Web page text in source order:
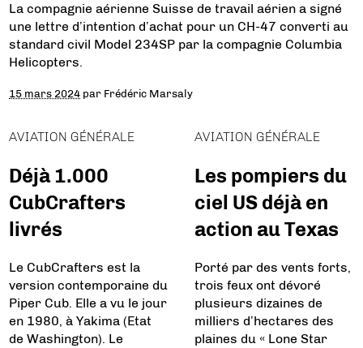
La compagnie aérienne Suisse de travail aérien a signé
une lettre d’intention d’achat pour un CH-47 converti au
standard civil Model 234SP par la compagnie Columbia
Helicopters.
15 mars 2024 par Frédéric Marsaly
AVIATION GÉNÉRALE
Déjà 1.000
CubCrafters
livrés
Le CubCrafters est la
version contemporaine du
Piper Cub. Elle a vu le jour
en 1980, à Yakima (Etat
de Washington). Le
AVIATION GÉNÉRALE
Les pompiers du
ciel US déjà en
action au Texas
Porté par des vents forts,
trois feux ont dévoré
plusieurs dizaines de
milliers d’hectares des
plaines du « Lone Star